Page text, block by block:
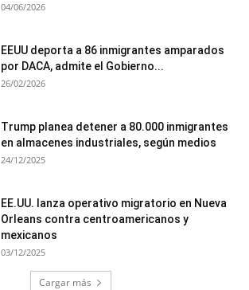
04/06/2026
EEUU deporta a 86 inmigrantes amparados
por DACA, admite el Gobierno...
26/02/2026
Trump planea detener a 80.000 inmigrantes
en almacenes industriales, según medios
24/12/2025
EE.UU. lanza operativo migratorio en Nueva
Orleans contra centroamericanos y
mexicanos
03/12/2025
Cargar más